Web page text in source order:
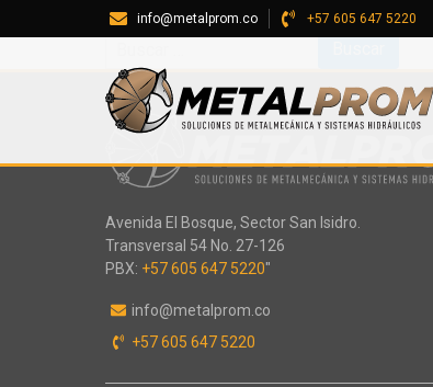
info@metalprom.co +57 605 647 5220
Sorry, no results were found.
Buscar:
Avenida El Bosque, Sector San Isidro.
Transversal 54 No. 27-126
PBX: +57 605 647 5220"
info@metalprom.co
+57 605 647 5220